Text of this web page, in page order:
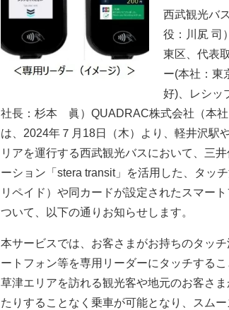
西武観光バ
役：川㞍 司
東区、代表
ー(本社：東
好)、レシッ
社長：杉本 眞）QUADRAC株式会社（本社
は、2024年７月18日（木）より、軽井沢駅
リアを運行する西武観光バスにおいて、三
ーション「stera transit」を活用した、タッ
リペイド）や同カードが設定されたスマー
ついて、以下の通りお知らせします。
本サービスでは、お客さまがお持ちのタッ
ートフォン等を専用リーダーにタッチする
草津エリアを訪れる観光客や地元のお客さ
たりすることなく乗車が可能となり、スムー